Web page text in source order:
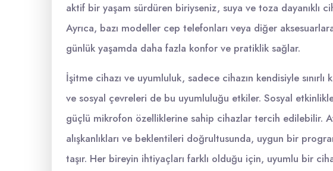
aktif bir yaşam sürdüren biriyseniz, suya ve toza dayanıklı
Ayrıca, bazı modeller cep telefonları veya diğer
günlük yaşamda daha fazla konfor ve pratiklik sağlar.
İşitme cihazı ve uyumluluk, sadece cihazın kendisiyle sınırlı
ve sosyal çevreleri de bu uyumluluğu etkiler. Sosyal
güçlü mikrofon özelliklerine sahip cihazlar tercih edilebilir.
alışkanlıkları ve beklentileri doğrultusunda, uygun bir
taşır. Her bireyin ihtiyaçları farklı olduğu için, uyumlu bir